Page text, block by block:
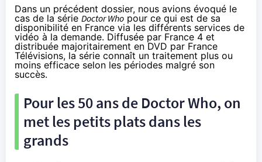
Dans un précédent dossier, nous avions évoqué le
cas de la série Doctor Who pour ce qui est de sa
disponibilité en France via les différents services de
vidéo à la demande. Diffusée par France 4 et
distribuée majoritairement en DVD par France
Télévisions, la série connaît un traitement plus ou
moins efficace selon les périodes malgré son
succès.
Pour les 50 ans de Doctor Who, on
met les petits plats dans les
grands